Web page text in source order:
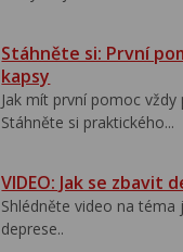
Stáhněte si: První
kapsy
Jak mít první pomoc vždy
Stáhněte si praktického...
VIDEO: Jak se zbavit
Shlédněte video na téma
deprese..